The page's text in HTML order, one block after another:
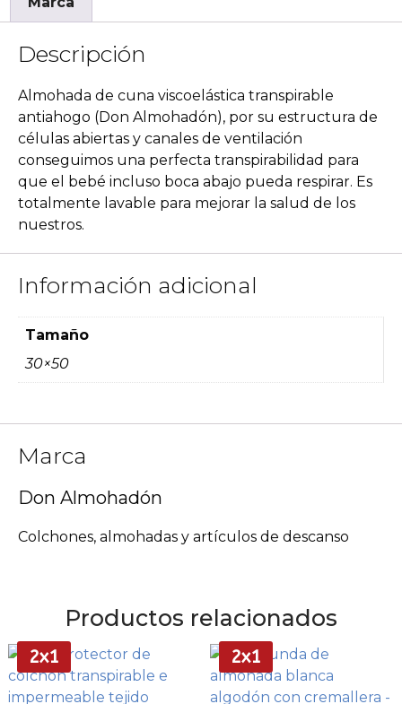
Descripción
Almohada de cuna viscoelástica transpirable
antiahogo (Don Almohadón), por su estructura de
células abiertas y canales de ventilación
conseguimos una perfecta transpirabilidad para
que el bebé incluso boca abajo pueda respirar. Es
totalmente lavable para mejorar la salud de los
nuestros.
Información adicional
Tamaño
30×50
Marca
Don Almohadón
Colchones, almohadas y artículos de descanso
Productos relacionados
2x1 2x1